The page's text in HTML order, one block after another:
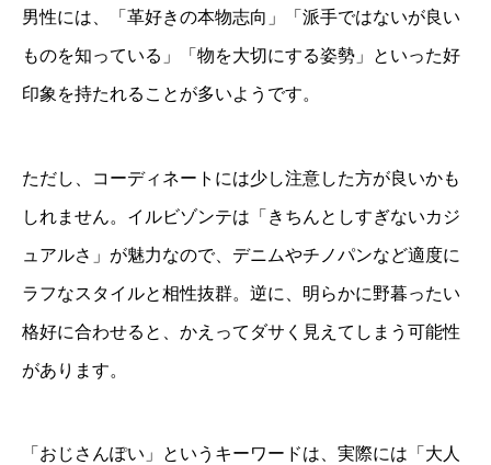
男性には、「革好きの本物志向」「派手ではないが良い
ものを知っている」「物を大切にする姿勢」といった好
印象を持たれることが多いようです。
ただし、コーディネートには少し注意した方が良いかも
しれません。イルビゾンテは「きちんとしすぎないカジ
ュアルさ」が魅力なので、デニムやチノパンなど適度に
ラフなスタイルと相性抜群。逆に、明らかに野暮ったい
格好に合わせると、かえってダサく見えてしまう可能性
があります。
「おじさんぽい」というキーワードは、実際には「大人